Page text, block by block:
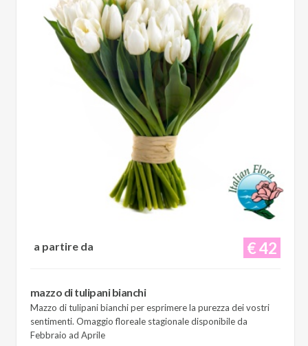
€ 42
a partire da
mazzo di tulipani bianchi
Mazzo di tulipani bianchi per esprimere la purezza dei vostri
sentimenti. Omaggio floreale stagionale disponibile da
Febbraio ad Aprile